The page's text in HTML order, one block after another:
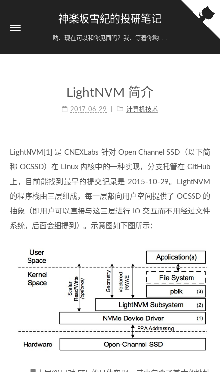
神楽坂雪紀的投研笔记
呐、现在可以和你见面吗？我、等着你哟......
LightNVM 简介
2017-06-29 计算机技术
LightNVM[1] 是 CNEXLabs 针对 Open Channel SSD（以下简
称 OCSSD）在 Linux 内核中的一种实现，分支托管在 GitHub
上，目前能找到最早的提交记录是 2015-10-29。LightNVM
的程序栈由三层组成，每一层都向用户空间提供了 OCSSD 的
抽象（即用户可以直接与这三层进行 IO 交互而不用经过文件
系统，后面会细提到）。示意图如下图所示：